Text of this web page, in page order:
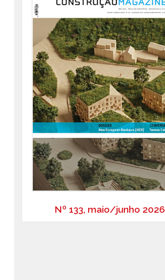
Nº 133, maio/junho 2026